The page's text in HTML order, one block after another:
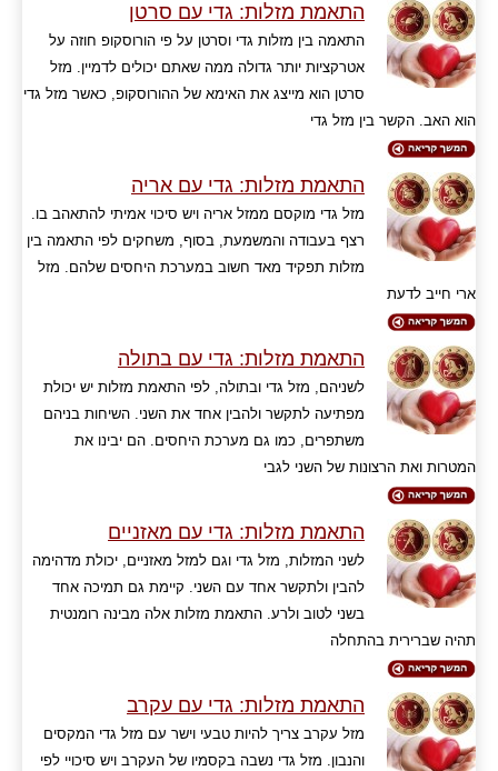
התאמת מזלות: גדי עם סרטן
התאמה בין מזלות גדי וסרטן על פי הורוסקופ חוזה על
אטרקציות יותר גדולה ממה שאתם יכולים לדמיין. מזל
סרטן הוא מייצג את האימא של ההורוסקופ, כאשר מזל גדי
הוא האב. הקשר בין מזל גדי
התאמת מזלות: גדי עם אריה
מזל גדי מוקסם ממזל אריה ויש סיכוי אמיתי להתאהב בו.
רצף בעבודה והמשמעת, בסוף, משחקים לפי התאמה בין
מזלות תפקיד מאד חשוב במערכת היחסים שלהם. מזל
ארי חייב לדעת
התאמת מזלות: גדי עם בתולה
לשניהם, מזל גדי ובתולה, לפי התאמת מזלות יש יכולת
מפתיעה לתקשר ולהבין אחד את השני. השיחות בניהם
משתפרים, כמו גם מערכת היחסים. הם יבינו את
המטרות ואת הרצונות של השני לגבי
התאמת מזלות: גדי עם מאזניים
לשני המזלות, מזל גדי וגם למזל מאזניים, יכולת מדהימה
להבין ולתקשר אחד עם השני. קיימת גם תמיכה אחד
בשני לטוב ולרע. התאמת מזלות אלה מבינה רומנטית
תהיה שברירית בהתחלה
התאמת מזלות: גדי עם עקרב
מזל עקרב צריך להיות טבעי וישר עם מזל גדי המקסים
והנבון. מזל גדי נשבה בקסמיו של העקרב ויש סיכויי לפי